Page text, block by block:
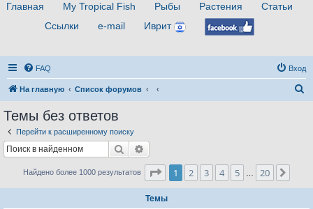
Главная My Tropical Fish Рыбы Растения
Статьи
Ссылки
e-mail Иврит
FAQ Вход
На главную Список форумов
Темы без ответов
Перейти к расширенному поиску
Поиск
Найдено более 1000 результатов Страница1 из
1 2 3 4 5 20
Темы